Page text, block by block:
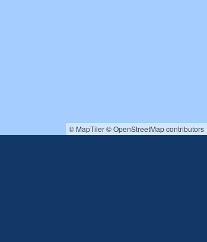
© MapTiler© OpenStreetMap contributors